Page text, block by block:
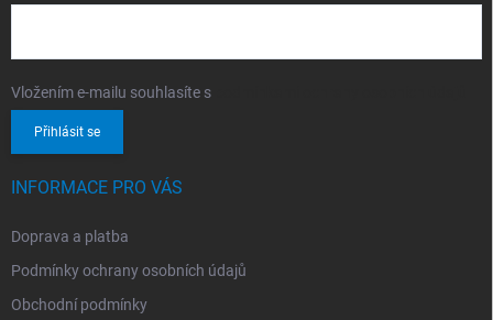
Vložením e-mailu souhlasíte s
Přihlásit se
INFORMACE PRO VÁS
Doprava a platba
Podmínky ochrany osobních údajů
Obchodní podmínky